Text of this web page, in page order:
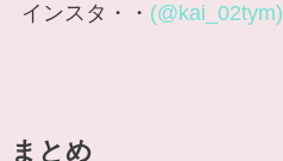
インスタ・・ (@kai_02tym)
まとめ